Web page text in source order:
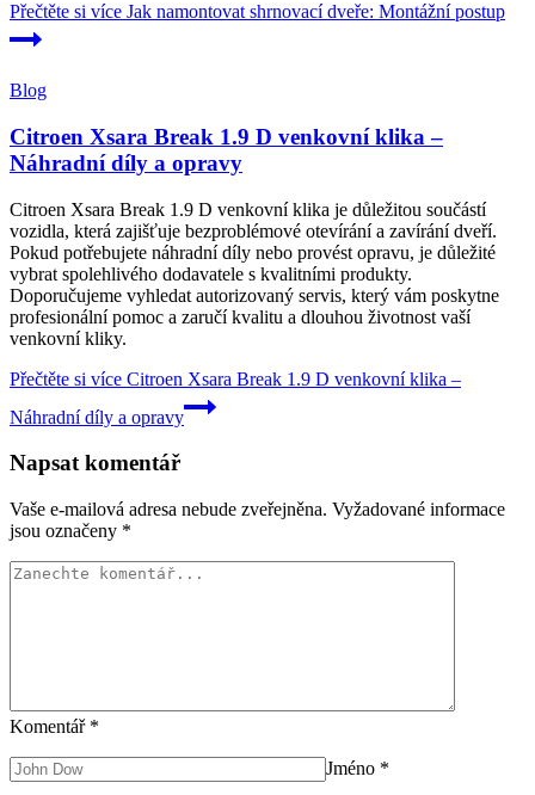
Přečtěte si více Jak namontovat shrnovací dveře: Montážní postup
Blog
Citroen Xsara Break 1.9 D venkovní klika –
Náhradní díly a opravy
Citroen Xsara Break 1.9 D venkovní klika je důležitou součástí
vozidla, která zajišťuje bezproblémové otevírání a zavírání dveří.
Pokud potřebujete náhradní díly nebo provést opravu, je důležité
vybrat spolehlivého dodavatele s kvalitními produkty.
Doporučujeme vyhledat autorizovaný servis, který vám poskytne
profesionální pomoc a zaručí kvalitu a dlouhou životnost vaší
venkovní kliky.
Přečtěte si více Citroen Xsara Break 1.9 D venkovní klika –
Náhradní díly a opravy
Napsat komentář
Vaše e-mailová adresa nebude zveřejněna. Vyžadované informace
jsou označeny *
Komentář *
Jméno *